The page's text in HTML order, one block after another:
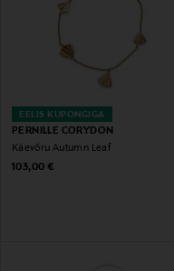
EELIS KUPONGIGA
PERNILLE CORYDON
Käevõru Autumn Leaf
Original Price
103,00 €